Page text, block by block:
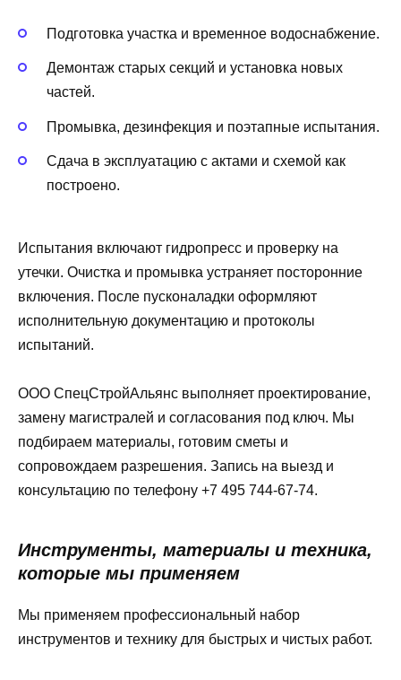
Подготовка участка и временное водоснабжение.
Демонтаж старых секций и установка новых
частей.
Промывка, дезинфекция и поэтапные испытания.
Сдача в эксплуатацию с актами и схемой как
построено.
Испытания включают гидропресс и проверку на
утечки. Очистка и промывка устраняет посторонние
включения. После пусконаладки оформляют
исполнительную документацию и протоколы
испытаний.
ООО СпецСтройАльянс выполняет проектирование,
замену магистралей и согласования под ключ. Мы
подбираем материалы, готовим сметы и
сопровождаем разрешения. Запись на выезд и
консультацию по телефону +7 495 744-67-74.
Инструменты, материалы и техника,
которые мы применяем
Мы применяем профессиональный набор
инструментов и технику для быстрых и чистых работ.